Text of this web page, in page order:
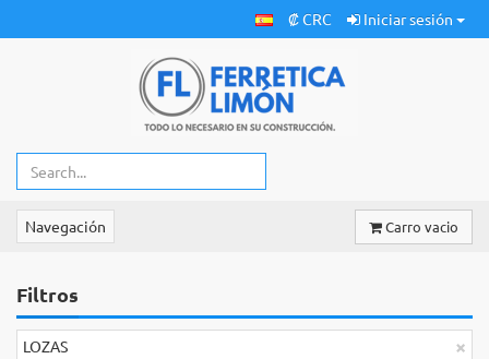
₡ CRC Iniciar sesión
Navegación Carro vacio
Filtros
×
LOZAS